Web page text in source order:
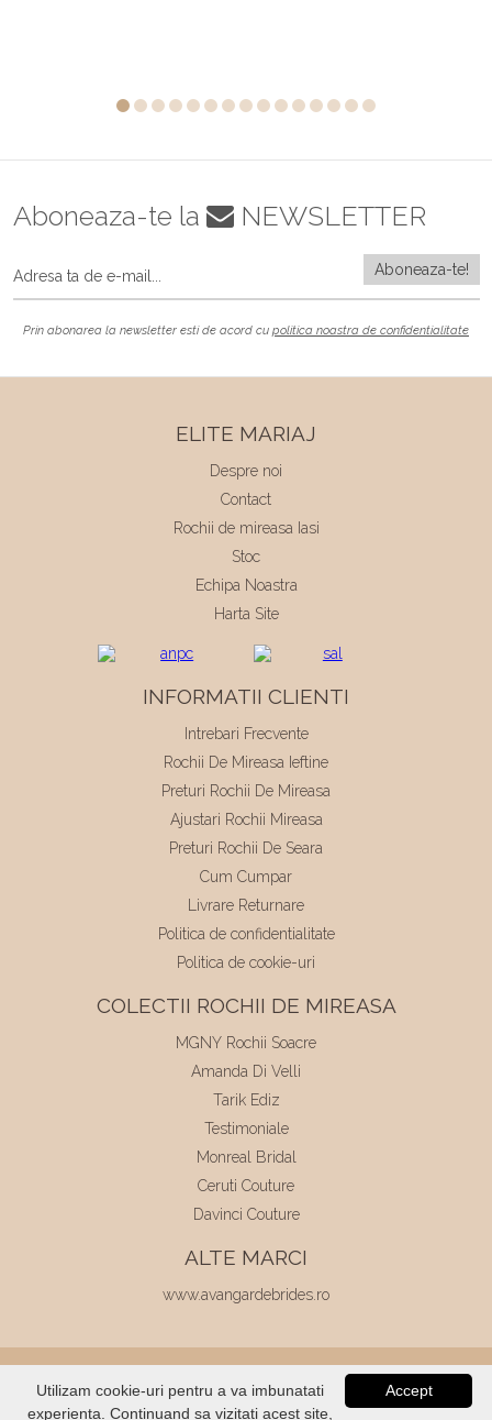
Aboneaza-te la NEWSLETTER
Prin abonarea la newsletter esti de acord cu politica noastra de confidentialitate
ELITE MARIAJ
Despre noi
Contact
Rochii de mireasa Iasi
Stoc
Echipa Noastra
Harta Site
INFORMATII CLIENTI
Intrebari Frecvente
Rochii De Mireasa Ieftine
Preturi Rochii De Mireasa
Ajustari Rochii Mireasa
Preturi Rochii De Seara
Cum Cumpar
Livrare Returnare
Politica de confidentialitate
Politica de cookie-uri
COLECTII ROCHII DE MIREASA
MGNY Rochii Soacre
Amanda Di Velli
Tarik Ediz
Testimoniale
Monreal Bridal
Ceruti Couture
Davinci Couture
ALTE MARCI
www.avangardebrides.ro
© 2026Elite Mariaj | Toate drepturile
rezervate
Dezvoltat de Voitin.com
Accept
Utilizam cookie-uri pentru a va imbunatati
experienta. Continuand sa vizitati acest site,